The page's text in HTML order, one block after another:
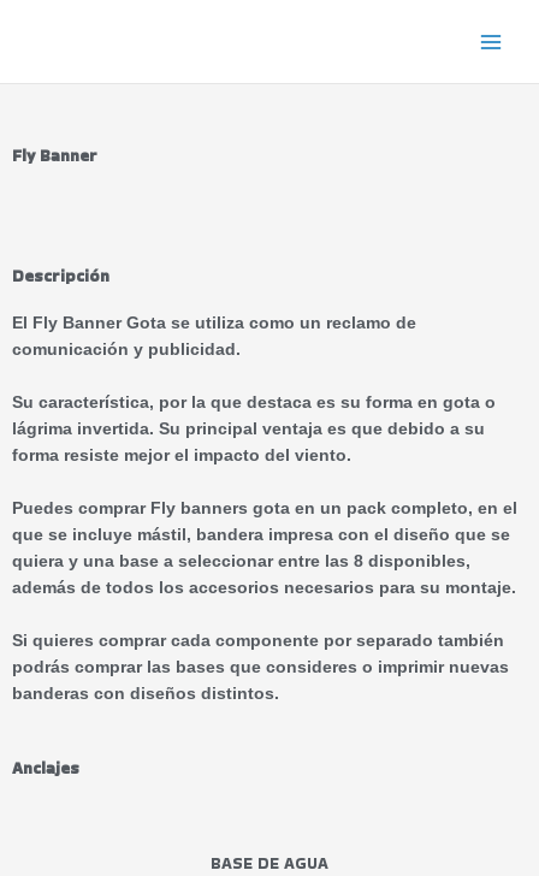
Fly Banner
Descripción
El Fly Banner Gota se utiliza como un reclamo de
comunicación y publicidad.
Su característica, por la que destaca es su forma en gota o
lágrima invertida. Su principal ventaja es que debido a su
forma resiste mejor el impacto del viento.
Puedes comprar Fly banners gota en un pack completo, en el
que se incluye mástil, bandera impresa con el diseño que se
quiera y una base a seleccionar entre las 8 disponibles,
además de todos los accesorios necesarios para su montaje.
Si quieres comprar cada componente por separado también
podrás comprar las bases que consideres o imprimir nuevas
banderas con diseños distintos.
Anclajes
BASE DE AGUA